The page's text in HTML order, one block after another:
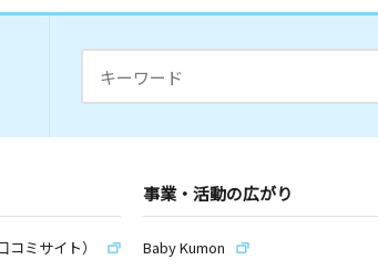
コミサイト）
事業・活動の広がり
Baby Kumon